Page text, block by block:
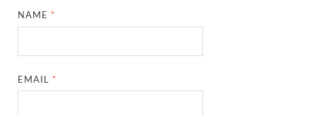
NAME *
EMAIL *